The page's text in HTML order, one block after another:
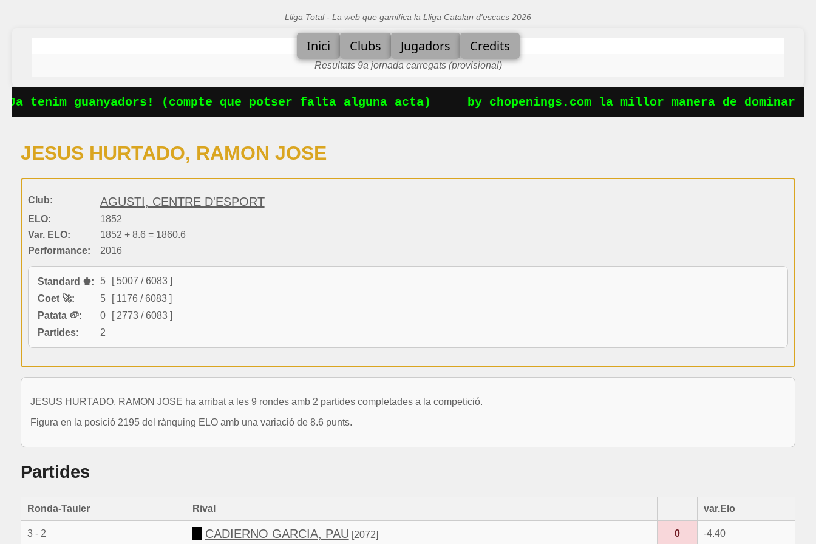
Lliga Total - La web que gamifica la Lliga Catalan d'escacs 2026
Inici Clubs Jugadors Credits
Resultats 9a jornada carregats (provisional)
tenim guanyadors! (compte que potser falta alguna acta) by chopenings.com la millor manera de dominar
JESUS HURTADO, RAMON JOSE
Club: AGUSTI, CENTRE D'ESPORT
ELO:
1852
Var. ELO:
1852 + 8.6 = 1860.6
Performance:
2016
Standard ♚: 5
[ 5007 / 6083 ]
Coet 🚀:
5
[ 1176 / 6083 ]
Patata 🥔:
0
[ 2773 / 6083 ]
Partides:
2
JESUS HURTADO, RAMON JOSE ha arribat a les 9 rondes amb 2 partides completades a la competició.
Figura en la posició 2195 del rànquing ELO amb una variació de 8.6 punts.
Partides
Ronda-Tauler Rival var.Elo
3 - 2 CADIERNO GARCIA, PAU [2072] 0 -4.40